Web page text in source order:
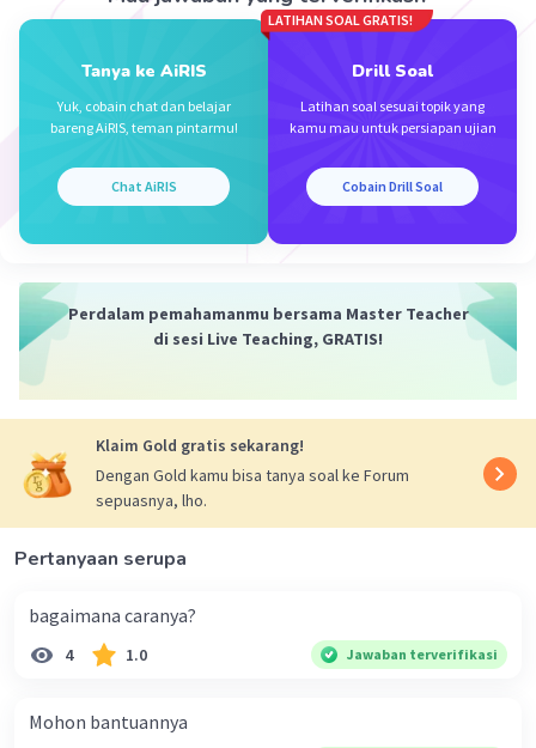
Balas
Iklan
Tanya ke AiRIS
Yuk, cobain chat dan belajar
bareng AiRIS, teman pintarmu!
Chat AiRIS
LATIHAN SOAL GRATIS!
Drill Soal
Latihan soal sesuai topik yang
kamu mau untuk persiapan ujian
Cobain Drill Soal
Perdalam pemahamanmu bersama Master Teacher
di sesi Live Teaching, GRATIS!
Klaim Gold gratis sekarang!
Dengan Gold kamu bisa tanya soal ke Forum
sepuasnya, lho.
Pertanyaan serupa
bagaimana caranya?
4 1.0 Jawaban terverifikasi
Mohon bantuannya